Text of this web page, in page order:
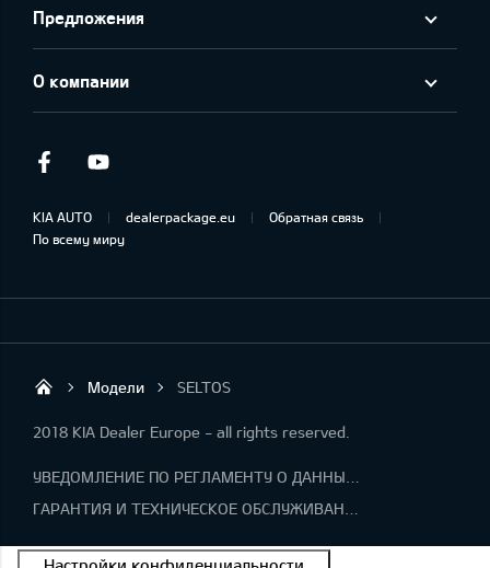
Предложения
О компании
Facebook
KIA AUTO dealerpackage.eu
Обратная связь
По всему миру
Forum Auto SIA
Модели SELTOS
2018 KIA Dealer Europe - all rights reserved.